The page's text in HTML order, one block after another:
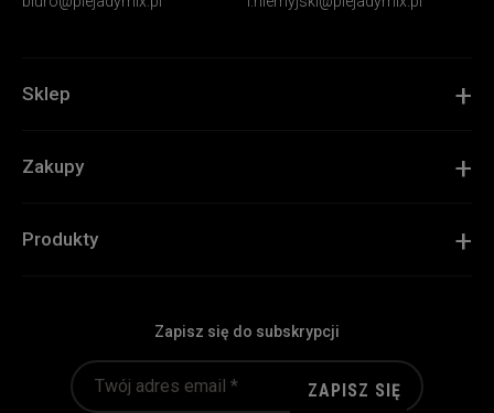
Sklep
Zakupy
Produkty
Zapisz się do subskrypcji